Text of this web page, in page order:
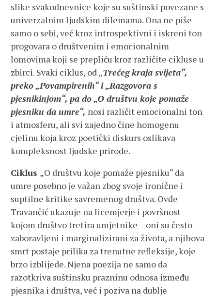
slike svakodnevnice koje su suštinski povezane s
univerzalnim ljudskim dilemama. Ona ne piše
samo o sebi, već kroz introspektivni i iskreni ton
progovara o društvenim i emocionalnim
lomovima koji se prepliću kroz različite cikluse u
zbirci. Svaki ciklus, od „Trećeg kraja svijeta“,
preko „Povampirenih“ i „Razgovora s
pjesnikinjom“, pa do „O društvu koje pomaže
pjesniku da umre“, nosi različit emocionalni ton
i atmosferu, ali svi zajedno čine homogenu
cjelinu koja kroz poetički diskurs oslikava
kompleksnost ljudske prirode.
Ciklus „O društvu koje pomaže pjesniku“ da
umre posebno je važan zbog svoje ironične i
suptilne kritike savremenog društva. Ovđe
Travančić ukazuje na licemjerje i površnost
kojom društvo tretira umjetnike – oni su često
zaboravljeni i marginalizirani za života, a njihova
smrt postaje prilika za trenutne refleksije, koje
brzo izblijede. Njena poezija ne samo da
razotkriva suštinsku prazninu odnosa između
pjesnika i društva, već i poziva na dublje